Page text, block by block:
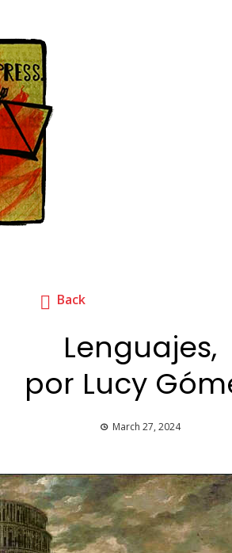
Back
Lenguajes,
por Lucy
March 27, 2024